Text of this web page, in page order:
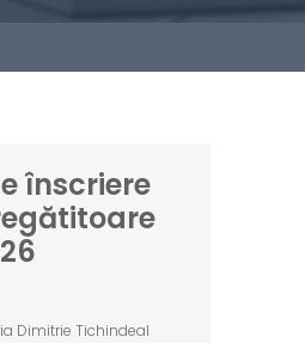
înscriere
Dimitrie Tichindeal